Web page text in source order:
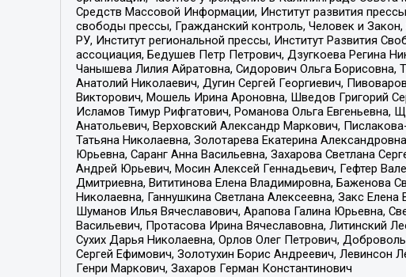
Средств Массовой Информации, Институт развития
свободы прессы, Гражданский контроль, Человек и
РУ, Институт региональной прессы, Институт Развития
ассоциация, Бедушев Петр Петрович, Дзугкоева Регина
Чанышева Лилия Айратовна, Сидорович Ольга Борисовна,
Анатолий Николаевич, Дугин Сергей Георгиевич,
Викторович, Мошель Ирина Ароновна, Шведов Григорий
Исламов Тимур Рифгатович, Романова Ольга Евгеньевна,
Анатольевич, Верховский Александр Маркович,
Татьяна Николаевна, Золотарева Екатерина
Юрьевна, Саранг Анна Васильевна, Захарова Светлана
Андрей Юрьевич, Мосин Алексей Геннадьевич, Гефтер
Дмитриевна, Вититинова Елена Владимировна, Баженова
Николаевна, Ганнушкина Светлана Алексеевна, Закс
Шуманов Илья Вячеславович, Арапова Галина Юрьевна,
Васильевич, Протасова Ирина Вячеславовна, Литинский
Сухих Дарья Николаевна, Орлов Олег Петрович,
Сергей Ефимович, Золотухин Борис Андреевич,
Генри Маркович, Захаров Герман Константинович